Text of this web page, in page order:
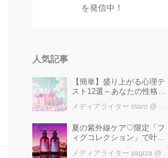
を発信中！
人気記事
【簡単】盛り上がる心理テ
スト12選～あなたの性格を
メディアライター maro @ カワコレメディア編集部
夏の紫外線ケア♡限定「フ
ィグコレクション」で叶え
メディアライター yagiza @ カワコレメディア編集部